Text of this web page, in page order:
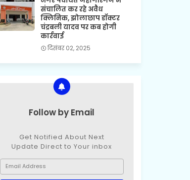
संचालित कर रहे अवैध
क्लिनिक, झोलाछाप डॉक्टर
चंद्रबली यादव पर कब होगी
कार्रवाई
दिसंबर 02, 2025
Follow by Email
Get Notified About Next
Update Direct to Your inbox